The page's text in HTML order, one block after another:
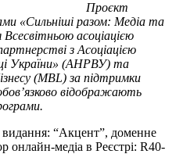
Проєкт
«Сильніші разом: Медіа та
асоціацією
з Асоціацією
України» (АНРВУ) та
(MBL) за підтримки
відображають
видання: “Акцент”, доменне
онлайн-медіа в Реєстрі: R40-